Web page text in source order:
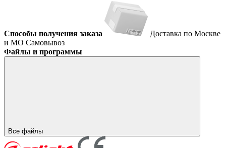
Способы получения заказа
Доставка по Москве
и МО Самовывоз
Файлы и программы
Все файлы